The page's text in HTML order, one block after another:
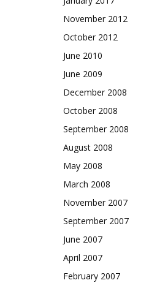
November 2012
October 2012
June 2010
June 2009
December 2008
October 2008
September 2008
August 2008
May 2008
March 2008
November 2007
September 2007
June 2007
April 2007
February 2007